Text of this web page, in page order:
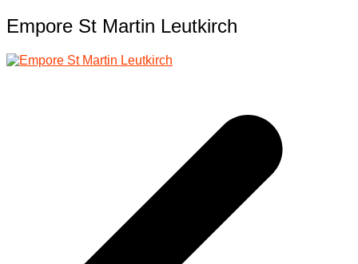
Empore St Martin Leutkirch